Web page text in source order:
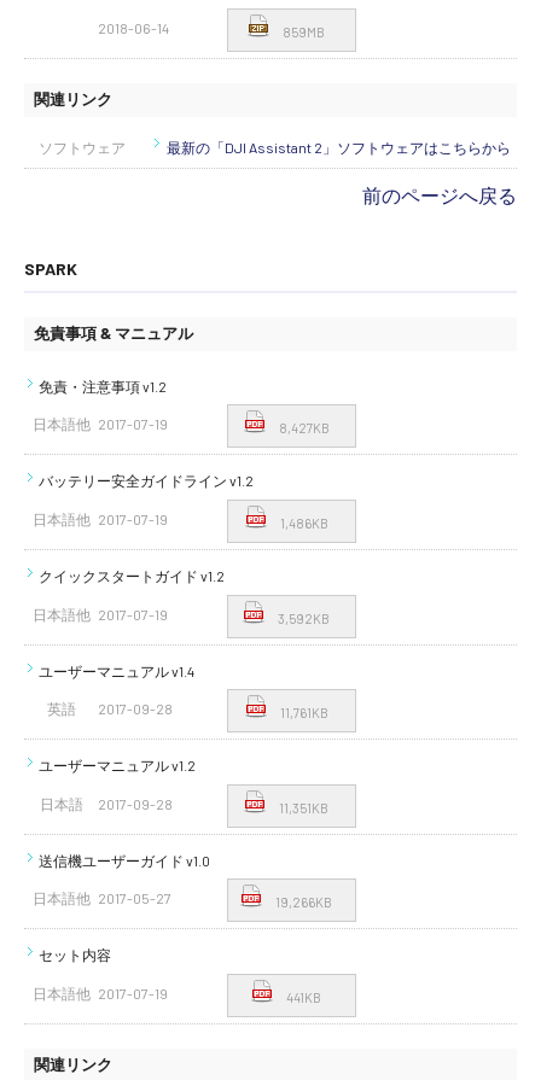
2018-06-14 859MB
関連リンク
ソフトウェア 最新の「DJI Assistant 2」ソフトウェアはこちらから
前のページへ戻る
SPARK
免責事項 & マニュアル
免責・注意事項 v1.2
日本語他 2017-07-19 8,427KB
バッテリー安全ガイドライン v1.2
日本語他 2017-07-19 1,486KB
クイックスタートガイド v1.2
日本語他 2017-07-19 3,592KB
ユーザーマニュアル v1.4
英語 2017-09-28 11,761KB
ユーザーマニュアル v1.2
日本語 2017-09-28 11,351KB
送信機ユーザーガイド v1.0
日本語他 2017-05-27 19,266KB
セット内容
日本語他 2017-07-19 441KB
関連リンク